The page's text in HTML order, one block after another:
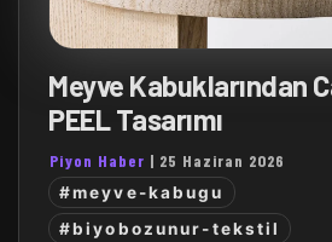
Meyve Kabuklarından
PEEL Tasarımı
Piyon Haber | 25 Haziran 2026
#meyve-kabugu
#biyobozunur-tekstil